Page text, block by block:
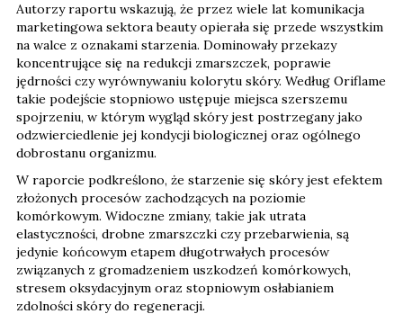
Autorzy raportu wskazują, że przez wiele lat komunikacja
marketingowa sektora beauty opierała się przede wszystkim
na walce z oznakami starzenia. Dominowały przekazy
koncentrujące się na redukcji zmarszczek, poprawie
jędrności czy wyrównywaniu kolorytu skóry. Według Oriflame
takie podejście stopniowo ustępuje miejsca szerszemu
spojrzeniu, w którym wygląd skóry jest postrzegany jako
odzwierciedlenie jej kondycji biologicznej oraz ogólnego
dobrostanu organizmu.
W raporcie podkreślono, że starzenie się skóry jest efektem
złożonych procesów zachodzących na poziomie
komórkowym. Widoczne zmiany, takie jak utrata
elastyczności, drobne zmarszczki czy przebarwienia, są
jedynie końcowym etapem długotrwałych procesów
związanych z gromadzeniem uszkodzeń komórkowych,
stresem oksydacyjnym oraz stopniowym osłabianiem
zdolności skóry do regeneracji.